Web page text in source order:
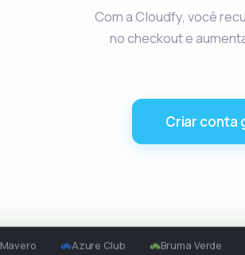
Com a Cloudfy, você
no checkout e
Criar conta
Mavero Azure Club Bruma Verde